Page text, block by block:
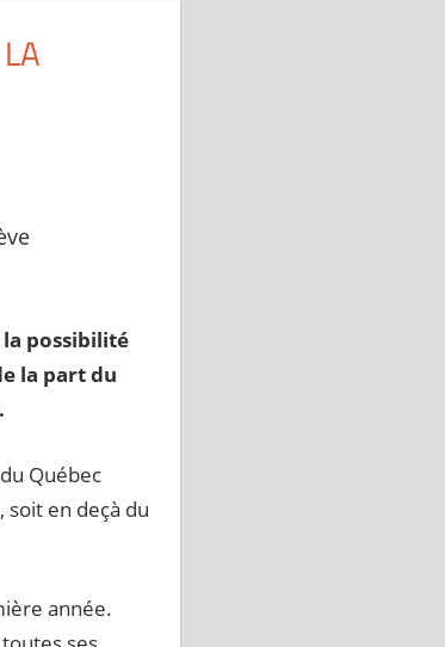
la possibilité
la part du
Québec
soit en deçà du
année.